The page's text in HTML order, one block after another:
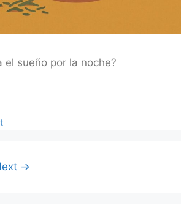
el sueño por la noche?
→